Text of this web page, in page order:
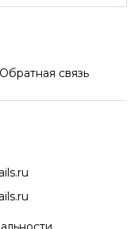
Обратная связь